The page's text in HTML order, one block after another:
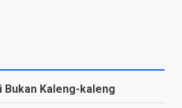
Bukan Kaleng-kaleng